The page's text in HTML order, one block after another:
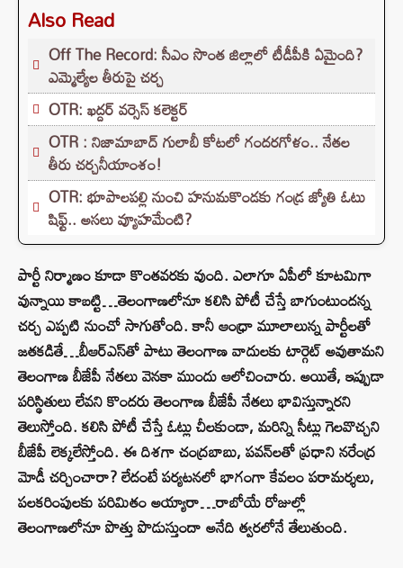
Also Read
Off The Record: సీఎం సొంత జిల్లాలో టీడీపీకి ఏమైంది?
ఎమ్మెల్యేల తీరుపై చర్చ
OTR: ఖద్దర్ వర్సెస్ కలెక్టర్
OTR : నిజామాబాద్ గులాబీ కోటలో గందరగోళం.. నేతల
తీరు చర్చనీయాంశం!
OTR: భూపాలపల్లి నుంచి హనుమకొండకు గండ్ర జ్యోతి ఓటు
షిఫ్ట్.. అసలు వ్యూహమేంటి?
పార్టీ నిర్మాణం కూడా కొంతవరకు వుంది. ఎలాగూ ఏపీలో కూటమిగా
వున్నాయి కాబట్టి…తెలంగాణలోనూ కలిసి పోటీ చేస్తే బాగుంటుందన్న
చర్చ ఎప్పటి నుంచో సాగుతోంది. కానీ ఆంధ్రా మూలాలున్న పార్టీలతో
జతకడితే…బీఆర్ఎస్‌తో పాటు తెలంగాణ వాదులకు టార్గెట్ అవుతామని
తెలంగాణ బీజేపీ నేతలు వెనకా ముందు ఆలోచించారు. అయితే, ఇప్పుడా
పరిస్థితులు లేవని కొందరు తెలంగాణ బీజేపీ నేతలు భావిస్తున్నారని
తెలుస్తోంది. కలిసి పోటీ చేస్తే ఓట్లు చీలకుండా, మరిన్ని సీట్లు గెలవొచ్చని
బీజేపీ లెక్కలేస్తోంది. ఈ దిశగా చంద్రబాబు, పవన్‌లతో ప్రధాని నరేంద్ర
మోడీ చర్చించారా? లేదంటే పర్యటనలో భాగంగా కేవలం పరామర్శలు,
పలకరింపులకు పరిమితం అయ్యారా…రాబోయే రోజుల్లో
తెలంగాణలోనూ పొత్తు పొడుస్తుందా అనేది త్వరలోనే తేలుతుంది.